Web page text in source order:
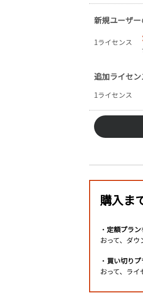
新規ユーザ
1ライセンス
追加ライセン
1ライセンス
購入ま
・ 定額プラン
おって、ダ
・ 買い切りプ
おって、ライ